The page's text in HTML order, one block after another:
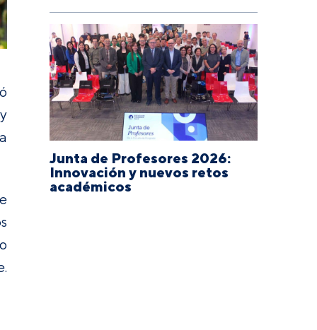
Junta de Profesores 2026:
Innovación y nuevos retos
académicos